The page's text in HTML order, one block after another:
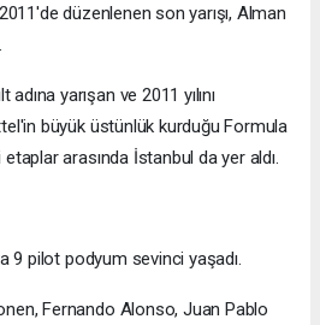
düzenlenen son yarışı, Alman
yarışan ve 2011 yılını
büyük üstünlük kurduğu Formula
arasında İstanbul da yer aldı.
9 pilot podyum sevinci yaşadı.
Fernando Alonso, Juan Pablo